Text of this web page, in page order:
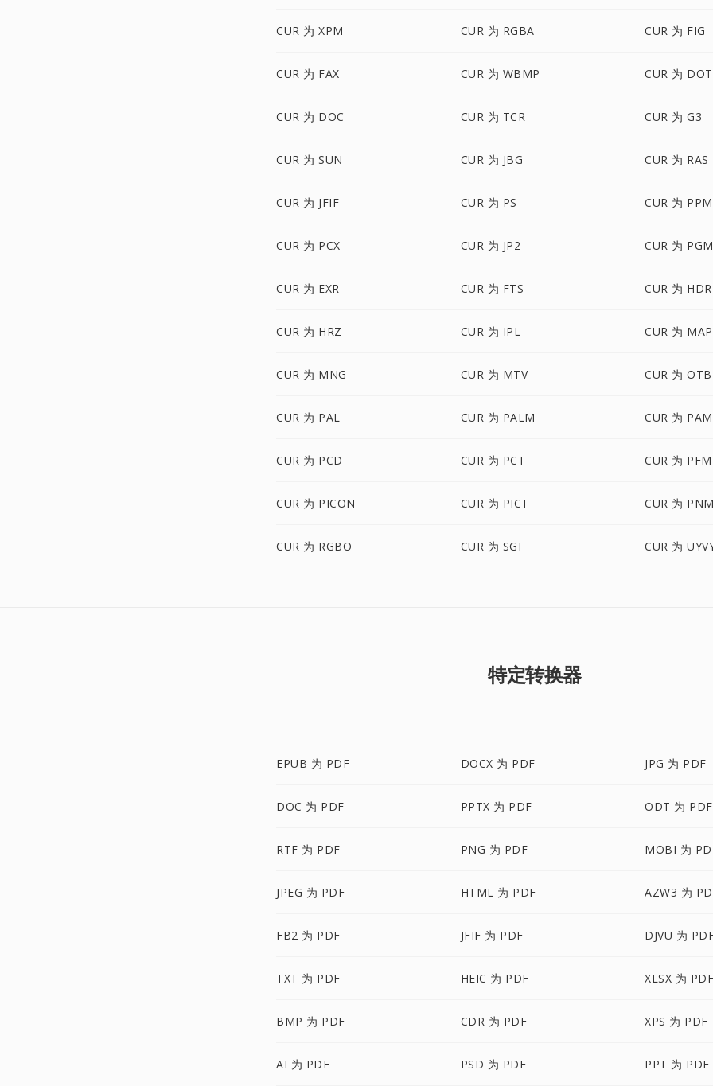
CUR 为 XPM CUR 为 RGBA CUR 为 FIG
CUR 为 FAX CUR 为 WBMP CUR 为 DOT
CUR 为 DOC CUR 为 TCR CUR 为 G3
CUR 为 SUN CUR 为 JBG CUR 为 RAS
CUR 为 JFIF CUR 为 PS CUR 为 PPM
CUR 为 PCX CUR 为 JP2 CUR 为 PGM
CUR 为 EXR CUR 为 FTS CUR 为 HDR
CUR 为 HRZ CUR 为 IPL CUR 为 MAP
CUR 为 MNG CUR 为 MTV CUR 为 OTB
CUR 为 PAL CUR 为 PALM CUR 为 PAM
CUR 为 PCD CUR 为 PCT CUR 为 PFM
CUR 为 PICON CUR 为 PICT CUR 为
CUR 为 RGBO CUR 为 SGI CUR 为
特定转换器
EPUB 为 PDF DOCX 为 PDF JPG 为 PDF
DOC 为 PDF PPTX 为 PDF ODT 为 PDF
RTF 为 PDF PNG 为 PDF MOBI 为
JPEG 为 PDF HTML 为 PDF AZW3 为
FB2 为 PDF JFIF 为 PDF DJVU 为
TXT 为 PDF HEIC 为 PDF XLSX 为
BMP 为 PDF CDR 为 PDF XPS 为 PDF
AI 为 PDF PSD 为 PDF PPT 为 PDF